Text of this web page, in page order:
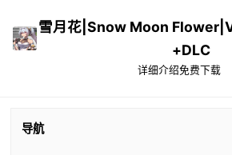
雪月花|Snow Moon
+DLC
详细介绍免费下载
导航